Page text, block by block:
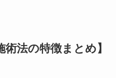
術法の特徴まとめ】